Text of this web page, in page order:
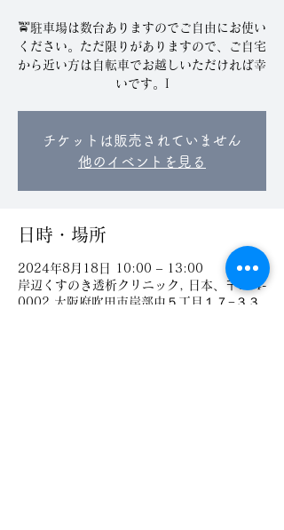
🚖駐車場は数台ありますのでご自由にお使い
ください。ただ限りがありますので、ご自宅
から近い方は自転車でお越しいただければ幸
いです。I
チケットは販売されていません
他のイベントを見る
日時・場所
2024年8月18日 10:00 – 13:00
岸辺くすのき透析クリニック, 日本、〒564-
0002 大阪府吹田市岸部中５丁目１７−３３